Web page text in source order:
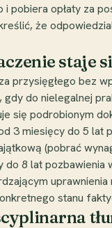
i pobiera opłaty za
że
staje
przysięgłego bez
gdy do nielegalnej
się podrobionym
3 miesięcy do 5 lat
(pobrać
8 lat pozbawienia
stanu